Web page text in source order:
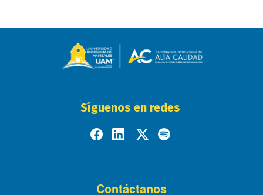
Síguenos en redes
Contáctanos